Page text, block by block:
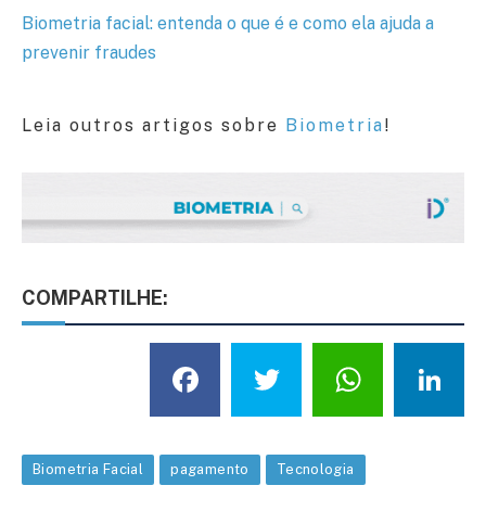
Biometria facial: entenda o que é e como ela ajuda a
prevenir fraudes
Leia outros artigos sobre Biometria!
COMPARTILHE:
Facebook
Twitter
Biometria Facial pagamento Tecnologia